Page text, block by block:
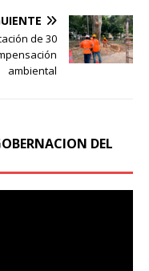
de 30
ambiental
DEL